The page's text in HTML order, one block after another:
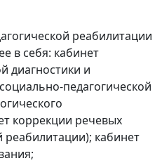
реабилитации
в себя: кабинет
диагностики и
педагогической
коррекции речевых
кабинет